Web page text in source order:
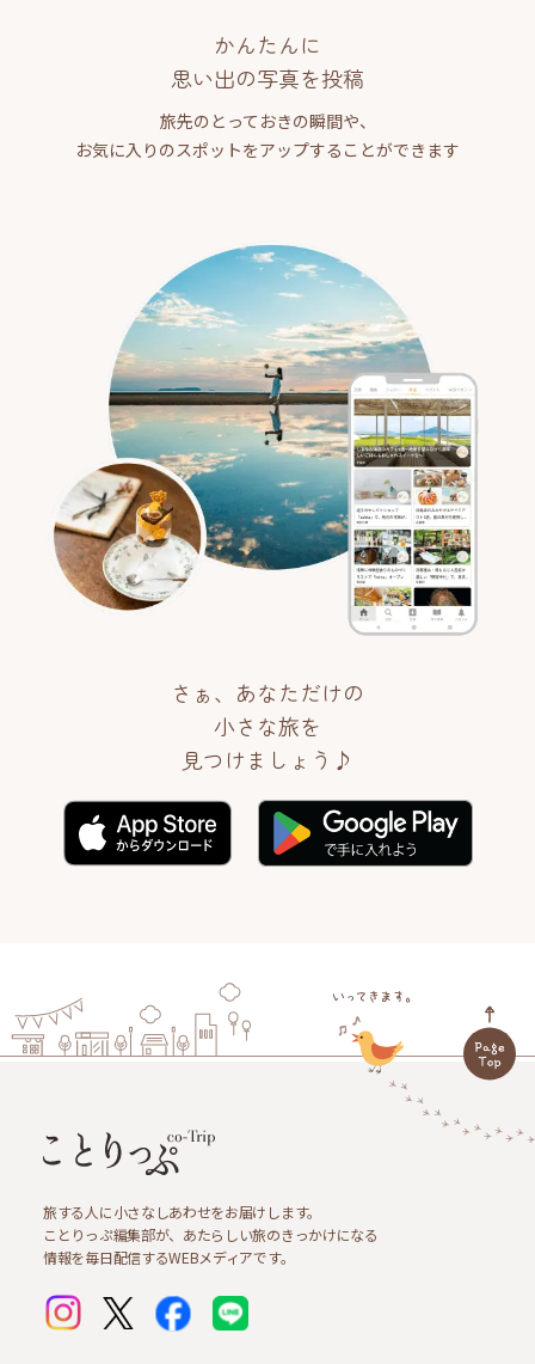
かんたんに
思い出の写真を投稿
旅先のとっておきの瞬間や、
お気に入りのスポットをアップすることができます
さぁ、あなただけの
小さな旅を
見つけましょう♪
旅する人に小さなしあわせをお届けします。
ことりっぷ編集部が、あたらしい旅のきっかけになる
情報を毎日配信するWEBメディアです。